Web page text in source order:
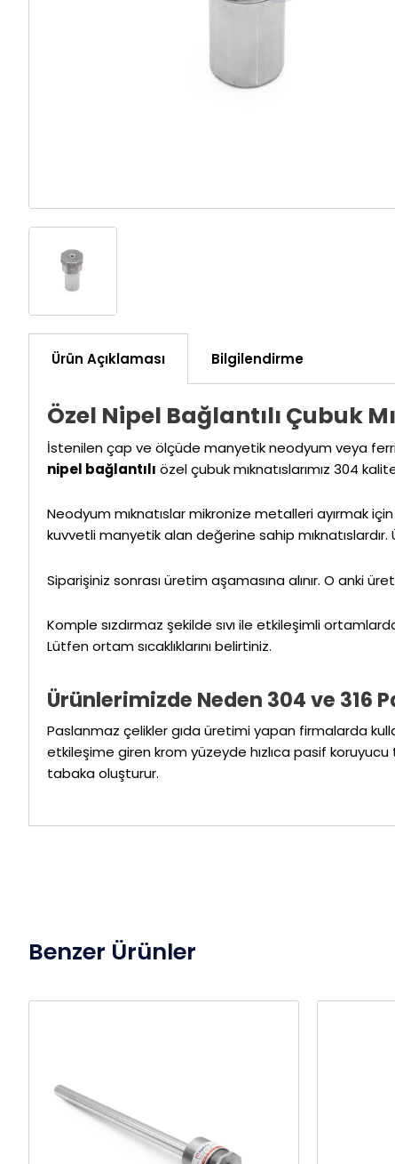
Ürün Açıklaması Bilgilendirme
Özel Nipel Bağlantılı Çubuk
İstenilen çap ve ölçüde manyetik neodyum veya
nipel bağlantılı özel çubuk mıknatıslarımız 304
Neodyum mıknatıslar mikronize metalleri ayırmak
kuvvetli manyetik alan değerine sahip
Siparişiniz sonrası üretim aşamasına alınır. O anki
Komple sızdırmaz şekilde sıvı ile etkileşimli
Lütfen ortam sıcaklıklarını belirtiniz.
Ürünlerimizde Neden 304 ve 316
Paslanmaz çelikler gıda üretimi yapan firmalarda
etkileşime giren krom yüzeyde hızlıca pasif
tabaka oluşturur.
Benzer Ürünler